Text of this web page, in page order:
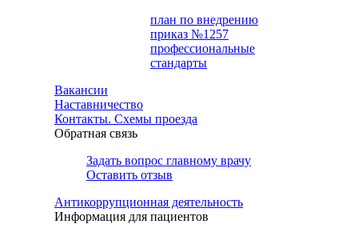
план по внедрению
приказ №1257
профессиональные
стандарты
Вакансии
Наставничество
Контакты. Схемы проезда
Обратная связь
Задать вопрос главному врачу
Оставить отзыв
Антикоррупционная деятельность
Информация для пациентов